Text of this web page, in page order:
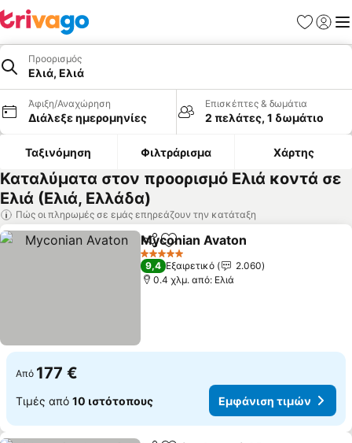
Προορισμός
Ελιά, Ελιά
Άφιξη/Αναχώρηση
Διάλεξε ημερομηνίες
Επισκέπτες & δωμάτια
2 πελάτες, 1 δωμάτιο
Ταξινόμηση Φιλτράρισμα Χάρτης
Καταλύματα στον προορισμό Ελιά κοντά σε
Ελιά (Ελιά, Ελλάδα)
Πώς οι πληρωμές σε εμάς επηρεάζουν την κατάταξη
Κοινοποίηση
Προσθήκη στα αγαπημένα
Myconian Avaton
5 Αστέρια
9,4 Εξαιρετικό
2.060
0.4 χλμ. από: Ελιά
Από 177 €
Τιμές από 10 ιστότοπους Εμφάνιση τιμών